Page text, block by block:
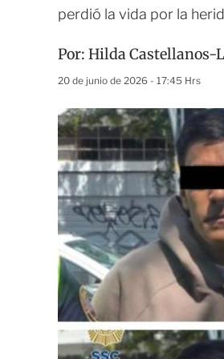
perdió la vida por la
Por: Hilda Castellanos-
20 de junio de 2026 - 17:45 Hrs